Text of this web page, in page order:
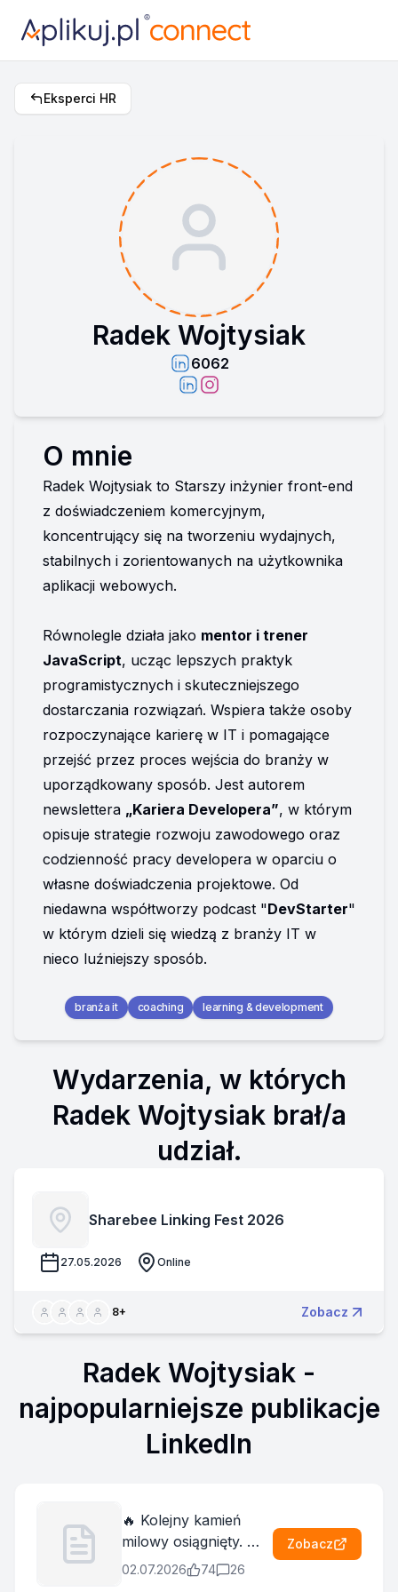
Eksperci HR
Radek Wojtysiak
6062
O mnie
Radek Wojtysiak to Starszy inżynier front-end
z doświadczeniem komercyjnym,
koncentrujący się na tworzeniu wydajnych,
stabilnych i zorientowanych na użytkownika
aplikacji webowych.
Równolegle działa jako mentor i trener
JavaScript, ucząc lepszych praktyk
programistycznych i skuteczniejszego
dostarczania rozwiązań. Wspiera także osoby
rozpoczynające karierę w IT i pomagające
przejść przez proces wejścia do branży w
uporządkowany sposób. Jest autorem
newslettera „Kariera Developera”, w którym
opisuje strategie rozwoju zawodowego oraz
codzienność pracy developera w oparciu o
własne doświadczenia projektowe. Od
niedawna współtworzy podcast "DevStarter"
w którym dzieli się wiedzą z branży IT w
nieco luźniejszy sposób.
branża it coaching learning & development
Wydarzenia, w których
Radek Wojtysiak brał/a
udział.
Sharebee Linking Fest 2026
27.05.2026 Online
8+ Zobacz
Radek Wojtysiak -
najpopularniejsze publikacje
LinkedIn
🔥 Kolejny kamień
milowy osiągnięty. 🫶
Każda okrągła liczba
02.07.2026 74 26
Zobacz